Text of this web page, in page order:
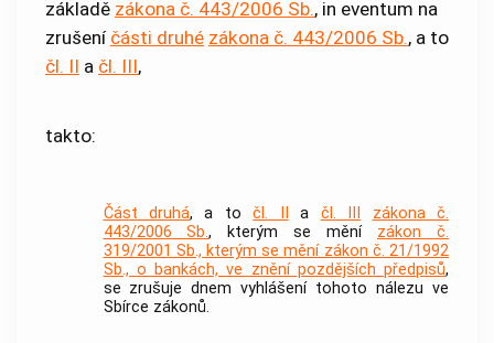
základě zákona č. 443/2006 Sb., in eventum na
zrušení části druhé zákona č. 443/2006 Sb., a to
čl. II a čl. III,
takto:
Část druhá, a točl. II a čl. III
zákona č.
443/2006 Sb., kterým se mění zákon č.
319/2001 Sb., kterým se mění zákon č. 21/1992
Sb., o bankách, ve znění pozdějších předpisů,
se zrušuje dnem vyhlášení tohoto nálezu ve
Sbírce zákonů.